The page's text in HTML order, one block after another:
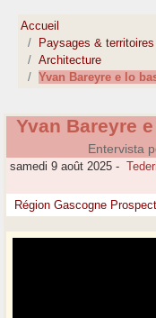
Accueil
Paysages & territoires
Architecture
Yvan Bareyre e lo
Yvan Bareyre
Entervista
samedi 9 août 2025 -
Région Gascogne